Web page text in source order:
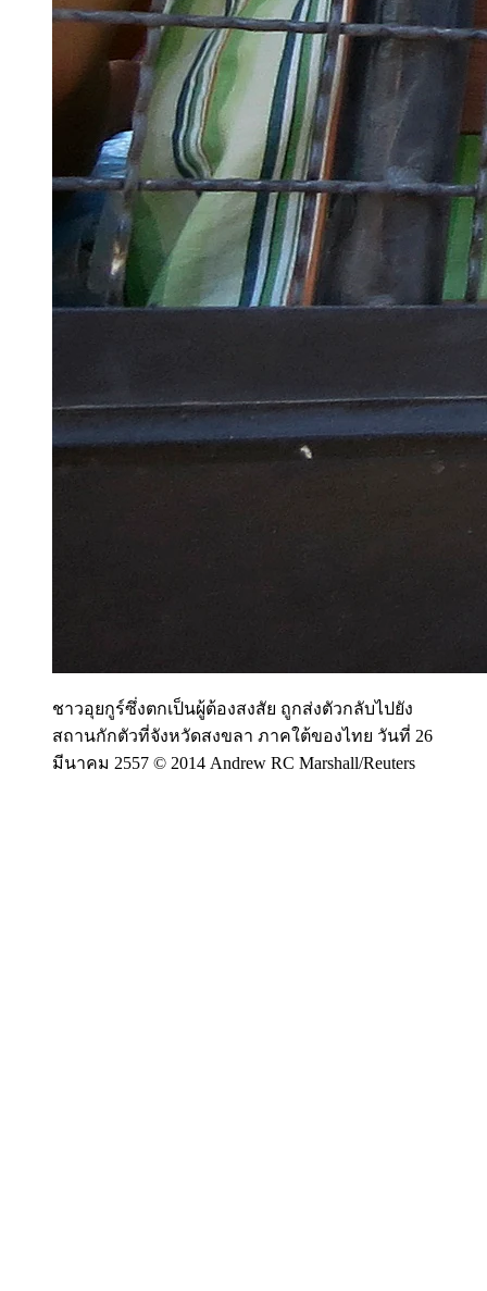
ชาวอุยกูร์ซึ่งตกเป็นผู้ต้องสงสัย ถูกส่งตัวกลับไปยัง
สถานกักตัวที่จังหวัดสงขลา ภาคใต้ของไทย วันที่ 26
มีนาคม 2557 © 2014 Andrew RC Marshall/Reuters